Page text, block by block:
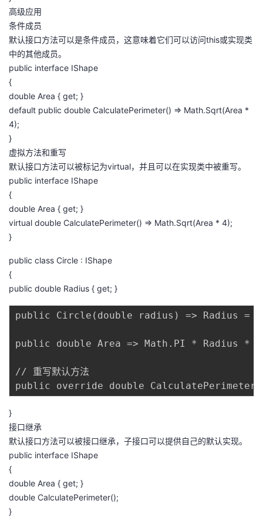
高级应用
条件成员
默认接口方法可以是条件成员，这意味着它们可以访问this或实现类
中的其他成员。
public interface IShape
{
double Area { get; }
default public double CalculatePerimeter() => Math.Sqrt(Area *
4);
}
虚拟方法和重写
默认接口方法可以被标记为virtual，并且可以在实现类中被重写。
public interface IShape
{
double Area { get; }
virtual double CalculatePerimeter() => Math.Sqrt(Area * 4);
}
public class Circle : IShape
{
public double Radius { get; }
public Circle(double radius) => Radius =
public double Area => Math.PI * Radius *
// 重写默认方法
}
接口继承
默认接口方法可以被接口继承，子接口可以提供自己的默认实现。
public interface IShape
{
double Area { get; }
double CalculatePerimeter();
}